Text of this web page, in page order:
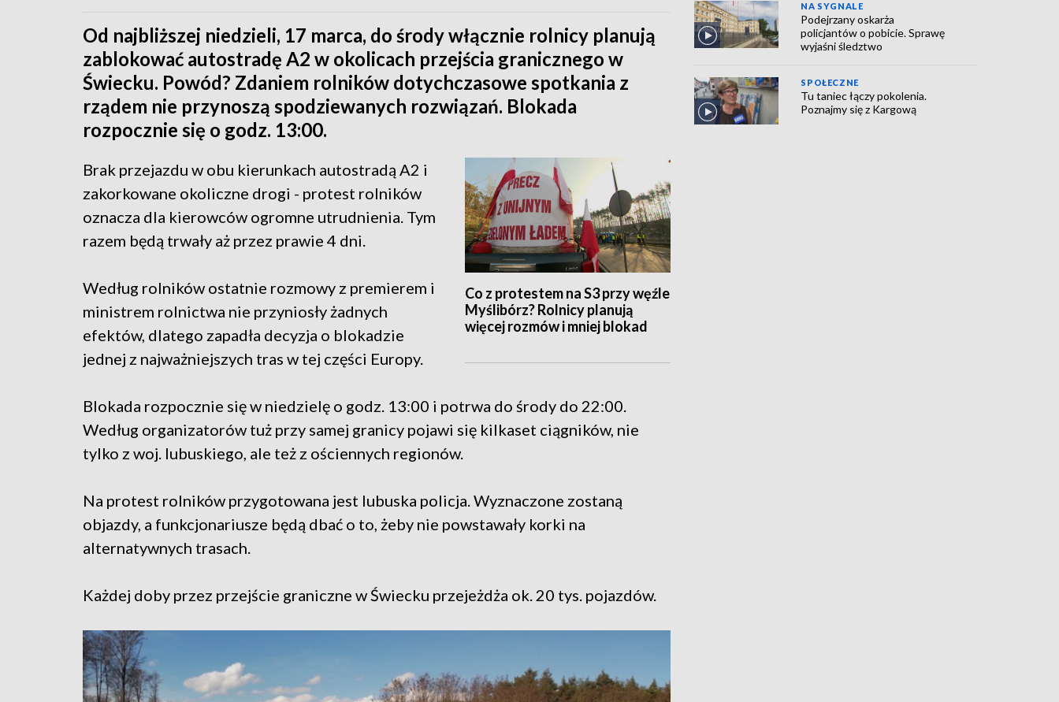
Od najbliższej niedzieli, 17 marca, do środy włącznie rolnicy planują
zablokować autostradę A2 w okolicach przejścia granicznego w
Świecku. Powód? Zdaniem rolników dotychczasowe spotkania z
rządem nie przynoszą spodziewanych rozwiązań. Blokada
rozpocznie się o godz. 13:00.
Co z protestem na S3 przy węźle
Myślibórz? Rolnicy planują
więcej rozmów i mniej blokad
Brak przejazdu w obu kierunkach autostradą A2 i
zakorkowane okoliczne drogi - protest rolników
oznacza dla kierowców ogromne utrudnienia. Tym
razem będą trwały aż przez prawie 4 dni.
Według rolników ostatnie rozmowy z premierem i
ministrem rolnictwa nie przyniosły żadnych
efektów, dlatego zapadła decyzja o blokadzie
jednej z najważniejszych tras w tej części Europy.
Blokada rozpocznie się w niedzielę o godz. 13:00 i potrwa do środy do 22:00.
Według organizatorów tuż przy samej granicy pojawi się kilkaset ciągników, nie
tylko z woj. lubuskiego, ale też z ościennych regionów.
Na protest rolników przygotowana jest lubuska policja. Wyznaczone zostaną
objazdy, a funkcjonariusze będą dbać o to, żeby nie powstawały korki na
alternatywnych trasach.
Każdej doby przez przejście graniczne w Świecku przejeżdża ok. 20 tys. pojazdów.
NA SYGNALE
Podejrzany oskarża
policjantów o pobicie. Sprawę
wyjaśni śledztwo
SPOŁECZNE
Tu taniec łączy pokolenia.
Poznajmy się z Kargową